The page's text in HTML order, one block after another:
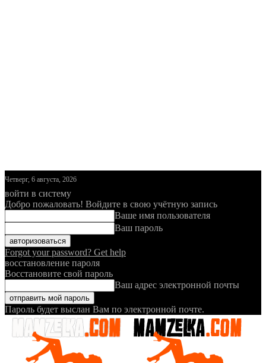
Четверг, 6 августа, 2026
войти в систему
Добро пожаловать! Войдите в свою учётную запись
Ваше имя пользователя
Ваш пароль
Forgot your password? Get help
восстановление пароля
Восстановите свой пароль
Ваш адрес электронной почты
Пароль будет выслан Вам по электронной почте.